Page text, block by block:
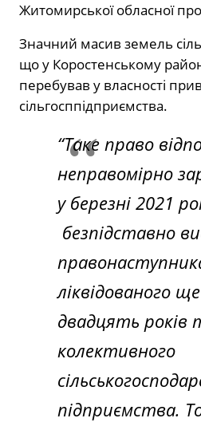
Житомирської обласної
Значний масив земель
що у Коростенському
перебував у власності
сільгосппідприємства.
“Таке право
неправомірно
у березні 2021
безпідставно
ліквідованого
двадцять років
колективного
підприємства.